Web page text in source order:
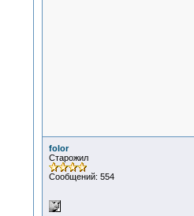
folor
Старожил
Сообщений: 554